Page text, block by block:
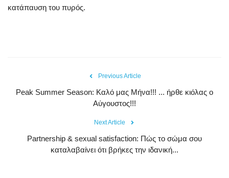
κατάπαυση του πυρός.
Previous Article
Peak Summer Season: Kαλό μας Μήνα!!! ... ήρθε κιόλας ο
Αύγουστος!!!
Next Article
Partnership & sexual satisfaction: Πώς το σώμα σου
καταλαβαίνει ότι βρήκες την ιδανική...